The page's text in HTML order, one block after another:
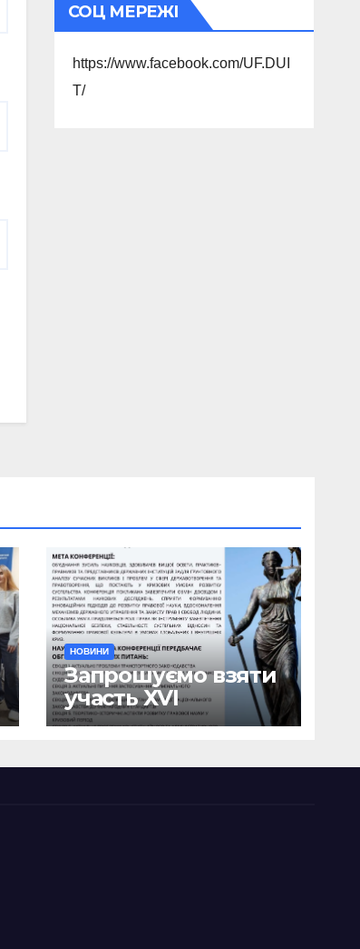
СОЦ МЕРЕЖІ
https://www.facebook.com/UF.DUI
T/
НОВИНИ
Запрошуємо взяти
участь ХVІ
Міжнародній
практичній